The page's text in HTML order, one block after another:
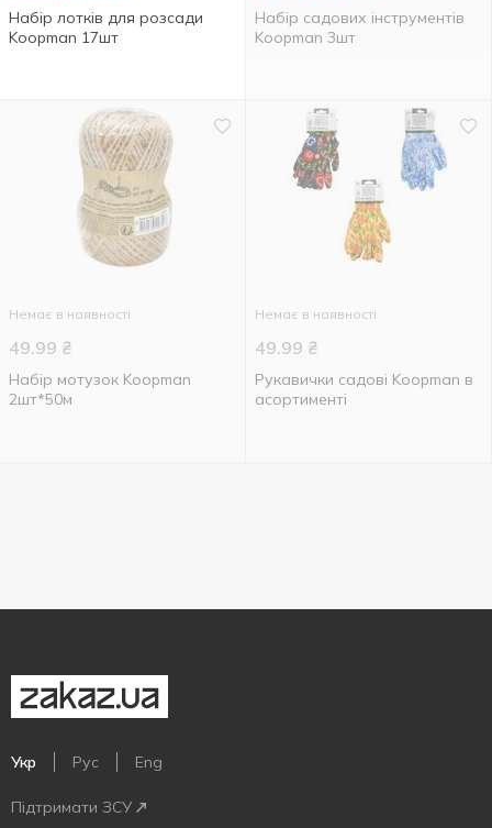
Набір лотків для розсади
Koopman 17шт
Набір садових інструментів
Koopman 3шт
Немає в наявності
49.99 ₴
Набір мотузок Koopman
2шт*50м
Немає в наявності
49.99 ₴
Рукавички садові Koopman в
асортименті
Укр Рус Eng
Підтримати ЗСУ